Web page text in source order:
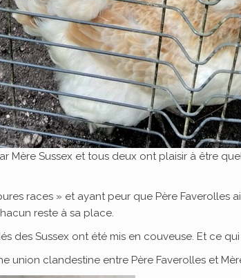
Mère Sussex et tous deux ont plaisir à être
races » et ayant peur que Père Faverolles
reste à sa place.
des Sussex ont été mis en couveuse. Et ce
union clandestine entre Père Faverolles et